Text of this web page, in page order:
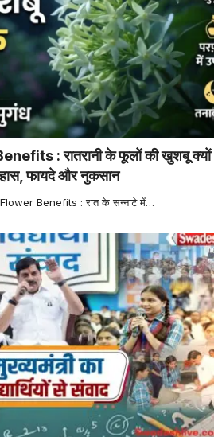
: रातरानी के फूलों की खुशबू क्यों
फायदे और नुकसान
Benefits : रात के सन्नाटे में…